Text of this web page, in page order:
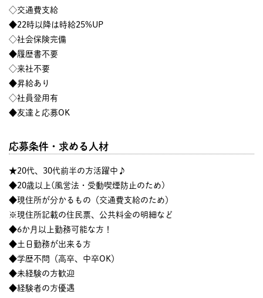
◇交通費支給
◆22時以降は時給25%UP
◇社会保険完備
◆履歴書不要
◇来社不要
◆昇給あり
◇社員登用有
◆友達と応募OK
応募条件・求める人材
★20代、30代前半の方活躍中♪
◆20歳以上(風営法・受動喫煙防止のため)
◆現住所が分かるもの（交通費支給のため）
※現住所記載の住民票、公共料金の明細など
◆6か月以上勤務可能な方！
◆土日勤務が出来る方
◆学歴不問（高卒、中卒OK）
◆未経験の方歓迎
◆経験者の方優遇